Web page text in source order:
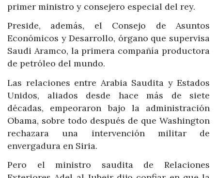
primer ministro y consejero especial del rey.
Preside, además, el Consejo de Asuntos
Económicos y Desarrollo, órgano que supervisa
Saudi Aramco, la primera compañía productora
de petróleo del mundo.
Las relaciones entre Arabia Saudita y Estados
Unidos, aliados desde hace más de siete
décadas, empeoraron bajo la administración
Obama, sobre todo después de que Washington
rechazara una intervención militar de
envergadura en Siria.
Pero el ministro saudita de Relaciones